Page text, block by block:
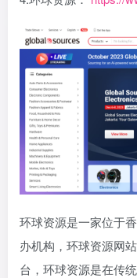
环球资源是一家位于
办机构，环球资源网
台，环球资源是在传